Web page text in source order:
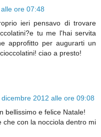
ore 07:48
ieri pensavo di trovare
tu me l'hai servita
approfitto per augurarti un
ciao a presto!
dicembre 2012 alle ore 09:08
bellissimo e felice Natale!
con la nocciola dentro mi